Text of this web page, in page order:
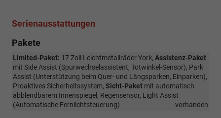
Serienausstattungen
Pakete
Limited-Paket: 17 Zoll Leichtmetallräder York, Assistenz-Paket
mit Side Assist (Spurwechselassistent, Totwinkel-Sensor), Park
Assist (Unterstützung beim Quer- und Längsparken, Einparken),
Proaktives Sicherheitssystem, Sicht-Paket mit automatisch
abblendbarem Innenspiegel, Regensensor, Light Assist
(Automatische Fernlichtsteuerung)
vorhanden